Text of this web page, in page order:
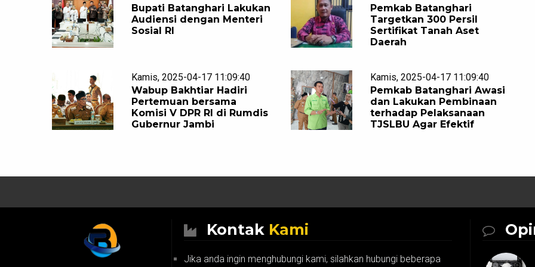
Bupati Batanghari Lakukan
Audiensi dengan Menteri
Sosial RI
Pemkab Batanghari
Targetkan 300 Persil
Sertifikat Tanah Aset
Daerah
Kamis, 2025-04-17 11:09:40
Wabup Bakhtiar Hadiri
Pertemuan bersama
Komisi V DPR RI di Rumdis
Gubernur Jambi
Kamis, 2025-04-17 11:09:40
Pemkab Batanghari Awasi
dan Lakukan Pembinaan
terhadap Pelaksanaan
TJSLBU Agar Efektif
Kontak Kami
Jika anda ingin menghubungi kami, silahkan hubungi beberapa